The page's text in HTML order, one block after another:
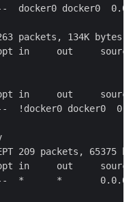
docker0 docker0
packets, 134K bytes)
in     out
in     out
!docker0 docker0
209 packets, 65375
in     out
*      *